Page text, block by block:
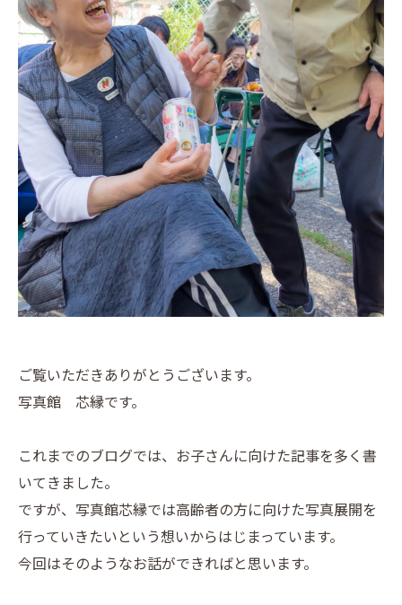
ご覧いただきありがとうございます。
写真館 芯縁です。
これまでのブログでは、お子さんに向けた記事を多く書
いてきました。
ですが、写真館芯縁では高齢者の方に向けた写真展開を
行っていきたいという想いからはじまっています。
今回はそのようなお話ができればと思います。